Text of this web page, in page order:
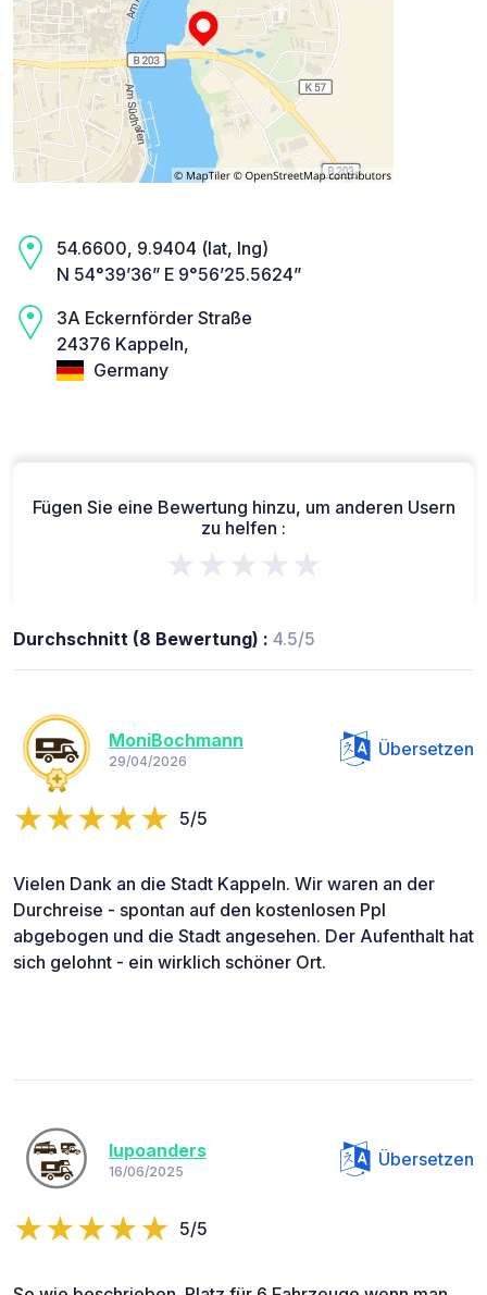
54.6600, 9.9404 (lat, lng)
N 54°39’36” E 9°56’25.5624”
3A Eckernförder Straße
24376 Kappeln,
Germany
Fügen Sie eine Bewertung hinzu, um anderen Usern
zu helfen :
★★★★★
Durchschnitt (8 Bewertung) : 4.5/5
MoniBochmann
29/04/2026
Übersetzen
5/5
Vielen Dank an die Stadt Kappeln. Wir waren an der
Durchreise - spontan auf den kostenlosen Ppl
abgebogen und die Stadt angesehen. Der Aufenthalt hat
sich gelohnt - ein wirklich schöner Ort.
lupoanders
16/06/2025
Übersetzen
5/5